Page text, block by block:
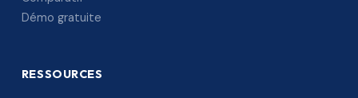
Démo gratuite
RESSOURCES